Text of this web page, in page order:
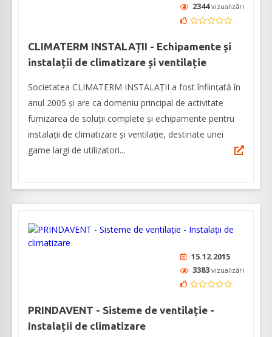
2344vizualizări
CLIMATERM INSTALAȚII - Echipamente și
instalații de climatizare și ventilație
Societatea CLIMATERM INSTALAȚII a fost înființată în
anul 2005 și are ca domeniu principal de activitate
furnizarea de soluții complete și echipamente pentru
instalații de climatizare și ventilație, destinate unei
game largi de utilizatori...
15.12.2015
3383 vizualizări
PRINDAVENT - Sisteme de ventilație -
Instalații de climatizare